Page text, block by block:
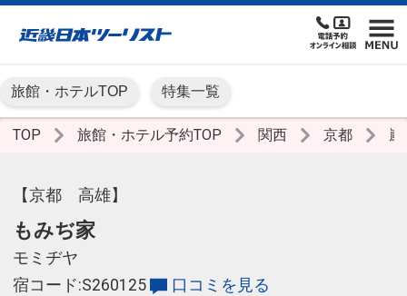
旅館・ホテルTOP 特集一覧
TOP 旅館・ホテル予約TOP 関西 京都
【京都 高雄】
もみぢ家
モミヂヤ
宿コード:S260125
口コミを見る